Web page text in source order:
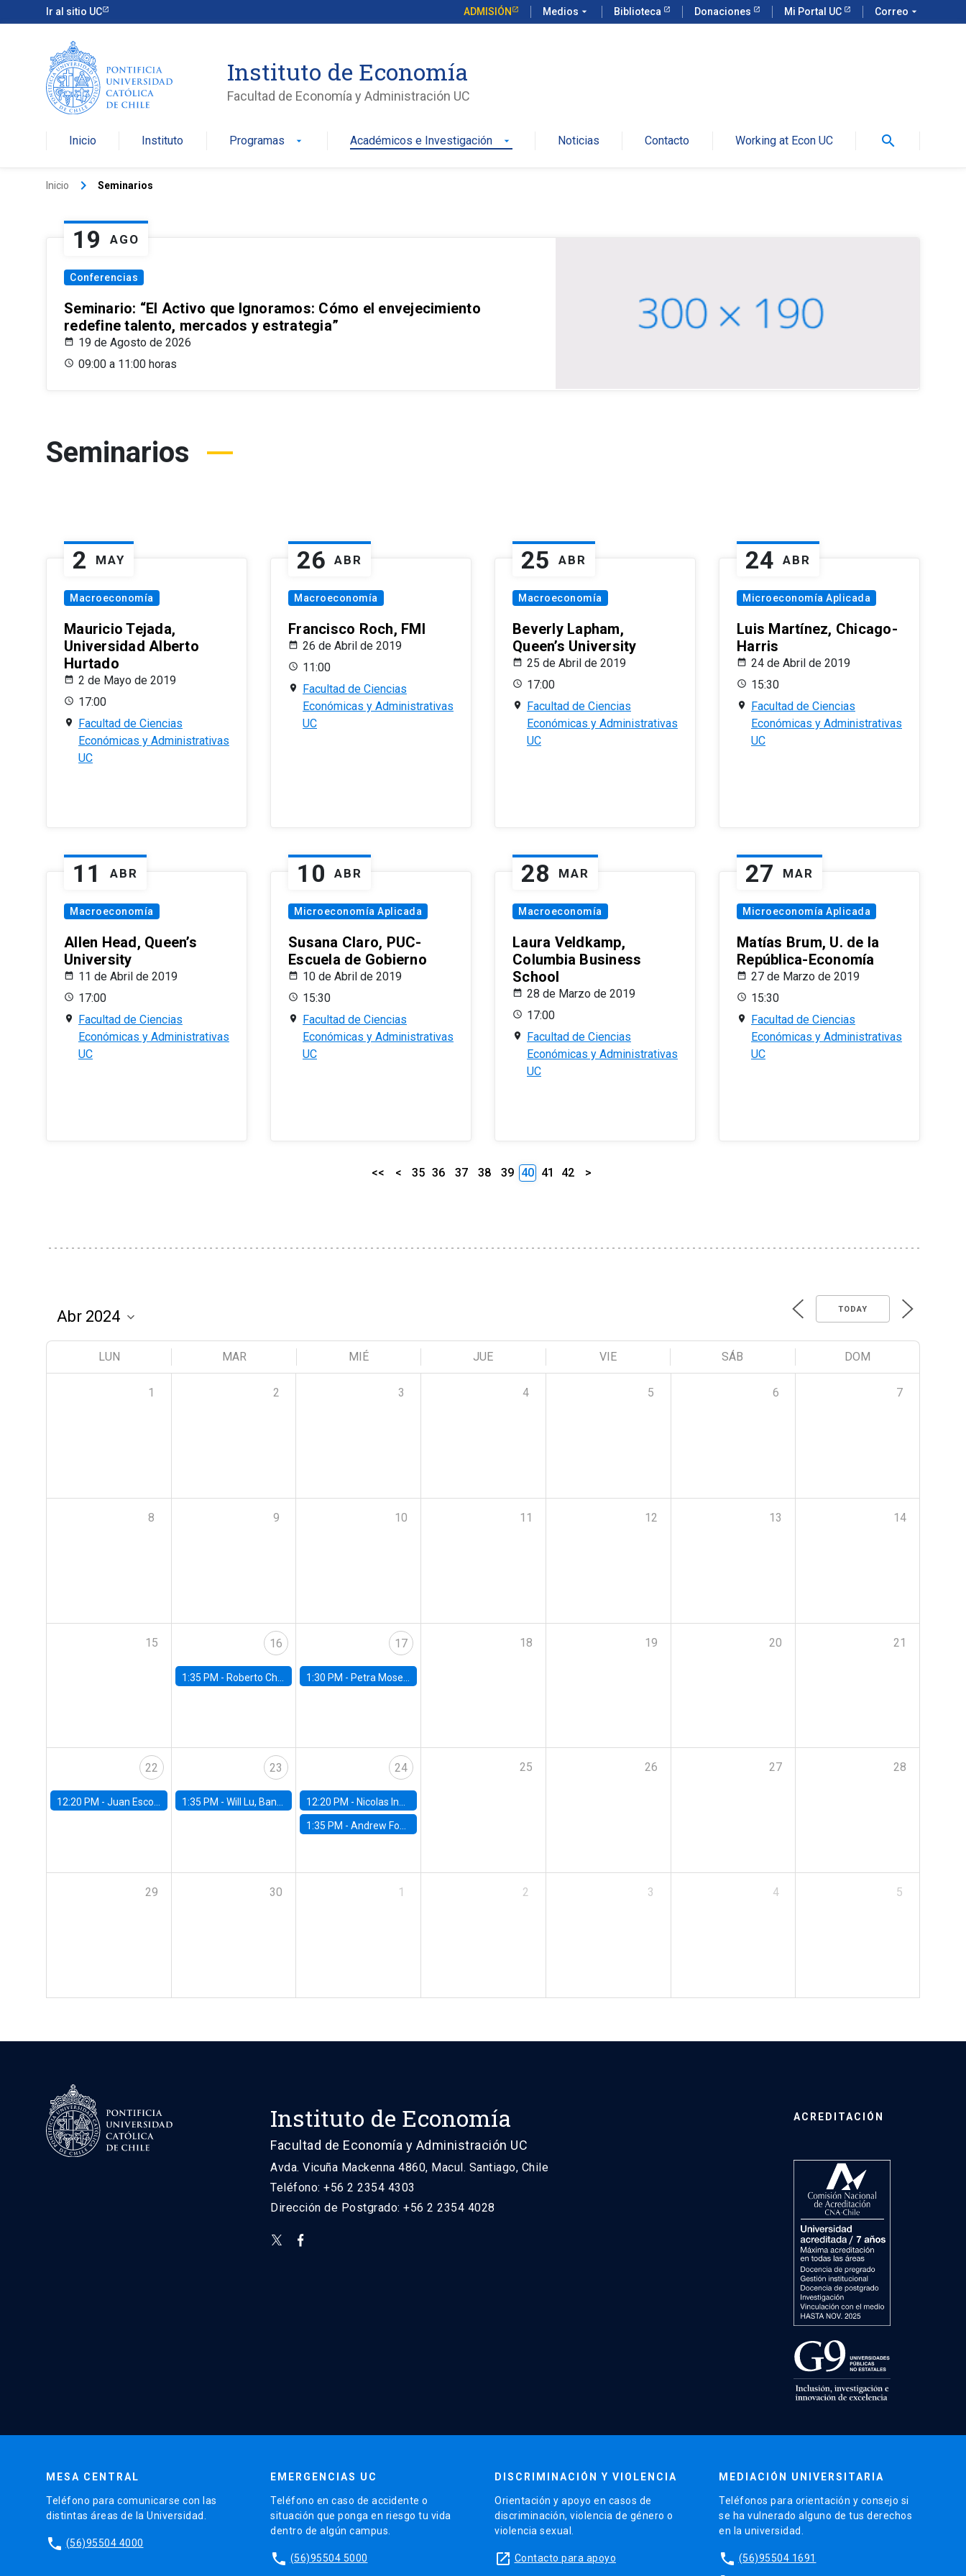
Ir al sitio UC ADMISIÓN Medios arrow_drop_down Biblioteca Donaciones Mi Portal UC Correo arrow_drop_down
Instituto de Economía
Facultad de Economía y Administración UC
Inicio Instituto Programas arrow_drop_down Académicos e Investigación arrow_drop_down Noticias Contacto Working at Econ UC search
Inicio keyboard_arrow_right Seminarios
19 AGO
Conferencias
Seminario: “El Activo que Ignoramos: Cómo el envejecimiento
redefine talento, mercados y estrategia”
19 de Agosto de 2026
09:00 a 11:00 horas
Seminarios
2 MAY
Macroeconomía
Mauricio Tejada,
Universidad Alberto
Hurtado
2 de Mayo de 2019
17:00
Facultad de Ciencias
Económicas y Administrativas
UC
26 ABR
Macroeconomía
Francisco Roch, FMI
26 de Abril de 2019
11:00
Facultad de Ciencias
Económicas y Administrativas
UC
25 ABR
Macroeconomía
Beverly Lapham,
Queen’s University
25 de Abril de 2019
17:00
Facultad de Ciencias
Económicas y Administrativas
UC
24 ABR
Microeconomía Aplicada
Luis Martínez, Chicago-
Harris
24 de Abril de 2019
15:30
Facultad de Ciencias
Económicas y Administrativas
UC
11 ABR
Macroeconomía
Allen Head, Queen’s
University
11 de Abril de 2019
17:00
Facultad de Ciencias
Económicas y Administrativas
UC
10 ABR
Microeconomía Aplicada
Susana Claro, PUC-
Escuela de Gobierno
10 de Abril de 2019
15:30
Facultad de Ciencias
Económicas y Administrativas
UC
28 MAR
Macroeconomía
Laura Veldkamp,
Columbia Business
School
28 de Marzo de 2019
17:00
Facultad de Ciencias
Económicas y Administrativas
UC
27 MAR
Microeconomía Aplicada
Matías Brum, U. de la
República-Economía
27 de Marzo de 2019
15:30
Facultad de Ciencias
Económicas y Administrativas
UC
<< < 35 36 37 38 39 40 41 42 >
TODAY
LUN MAR MIÉ JUE VIE SÁB DOM
1 2 3 4 5 6 7
8 9 10 11 12 13 14
15 16
1:35 PM - Roberto Chang, Rutgers University
17
1:30 PM - Petra Moser, NYU Stern
18 19 20 21
22
12:20 PM - Juan Escobar, Universidad de Chile
23
1:35 PM - Will Lu, Banco Central de Chile
24
12:20 PM - Nicolas Inostroza, Rotman School of Management, University of Toronto
1:35 PM -Andrew Foster, Brown University
25 26 27 28
29 30 1 2 3 4 5
Instituto de Economía
Facultad de Economía y Administración UC
Avda. Vicuña Mackenna 4860, Macul. Santiago, Chile
Teléfono: +56 2 2354 4303
Dirección de Postgrado: +56 2 2354 4028
ACREDITACIÓN
MESA CENTRAL
Teléfono para comunicarse con las
distintas áreas de la Universidad.
phone (56)95504 4000
EMERGENCIAS UC
Teléfono en caso de accidente o
situación que ponga en riesgo tu vida
dentro de algún campus.
phone (56)95504 5000
DISCRIMINACIÓN Y VIOLENCIA
Orientación y apoyo en casos de
discriminación, violencia de género o
violencia sexual.
launch Contacto para apoyo
MEDIACIÓN UNIVERSITARIA
Teléfonos para orientación y consejo si
se ha vulnerado alguno de tus derechos
en la universidad.
phone (56)95504 1691